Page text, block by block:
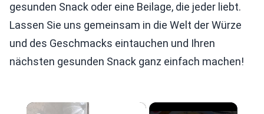
gesunden Snack oder eine Beilage, die jeder liebt.
Lassen Sie uns gemeinsam in die Welt der Würze
und des Geschmacks eintauchen und Ihren
nächsten gesunden Snack ganz einfach machen!
×